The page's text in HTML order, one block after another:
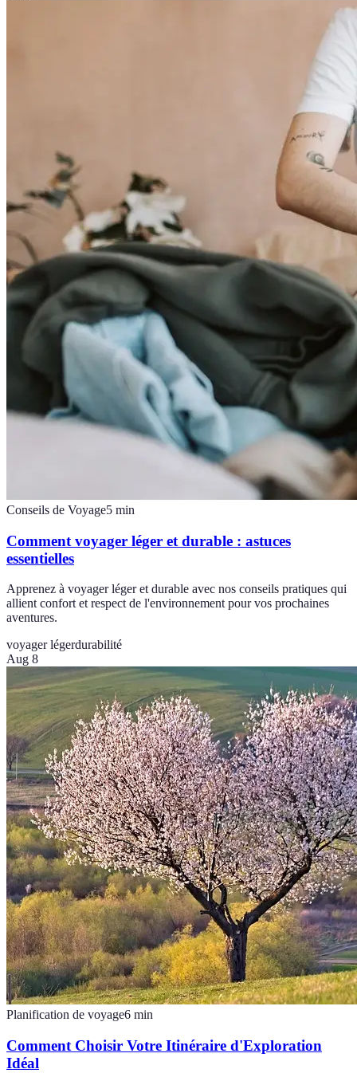
Conseils de Voyage5 min
Comment voyager léger et durable : astuces
essentielles
Apprenez à voyager léger et durable avec nos conseils pratiques qui
allient confort et respect de l'environnement pour vos prochaines
aventures.
voyager légerdurabilité
Aug 8
Planification de voyage6 min
Comment Choisir Votre Itinéraire d'Exploration
Idéal